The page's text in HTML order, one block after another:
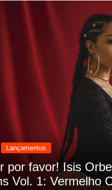
Lançamentos
buscar nos HQs
música